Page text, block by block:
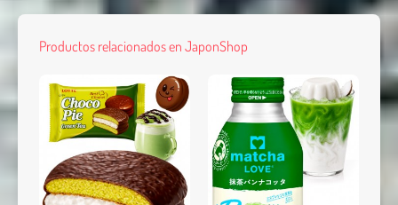
Productos relacionados en JaponShop